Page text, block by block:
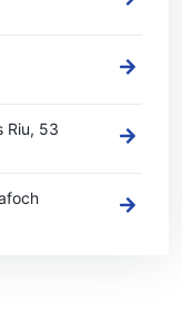
Riu, 53